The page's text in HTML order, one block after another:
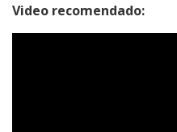
Video recomendado: